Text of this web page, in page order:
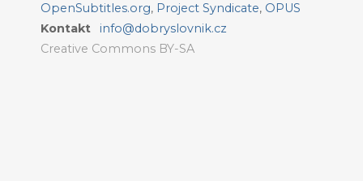
OpenSubtitles.org, Project Syndicate, OPUS
Kontakt
info@dobryslovnik.cz
Creative Commons BY-SA